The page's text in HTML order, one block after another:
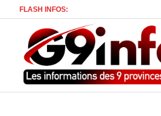
FLASH INFOS: